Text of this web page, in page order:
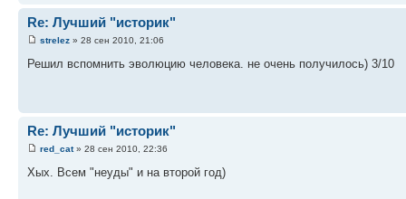
Re: Лучший "историк"
strelez » 28 сен 2010, 21:06
Решил вспомнить эволюцию человека. не очень получилось) 3/10
Re: Лучший "историк"
red_cat» 28 сен 2010, 22:36
Хых. Всем "неуды" и на второй год)